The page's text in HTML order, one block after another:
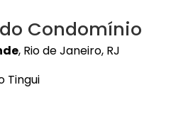
Condomínio
, Rio de Janeiro, RJ
Tingui